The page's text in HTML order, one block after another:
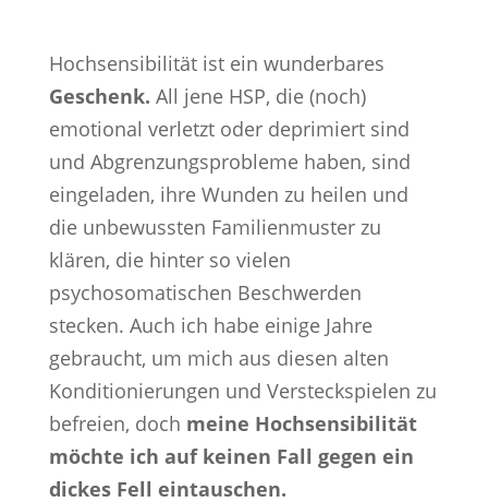
Hochsensibilität ist ein wunderbares
Geschenk. All jene HSP, die (noch)
emotional verletzt oder deprimiert sind
und Abgrenzungsprobleme haben, sind
eingeladen, ihre Wunden zu heilen und
die unbewussten Familienmuster zu
klären, die hinter so vielen
psychosomatischen Beschwerden
stecken. Auch ich habe einige Jahre
gebraucht, um mich aus diesen alten
Konditionierungen und Versteckspielen zu
befreien, doch meine Hochsensibilität
möchte ich auf keinen Fall gegen ein
dickes Fell eintauschen.